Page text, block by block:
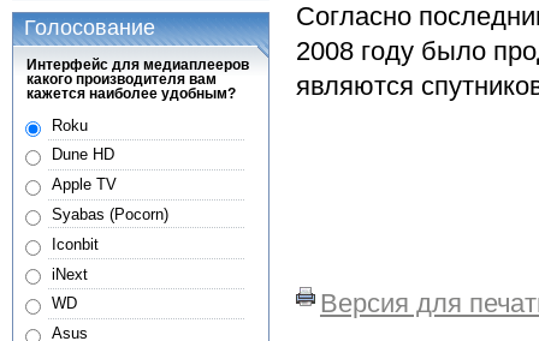
Согласно
2008 году было
являются
Версия для
Голосование
Интерфейс для медиаплееров
какого производителя вам
кажется наиболее удобным?
Roku
Dune HD
Apple TV
Syabas (Pocorn)
Iconbit
iNext
WD
Asus